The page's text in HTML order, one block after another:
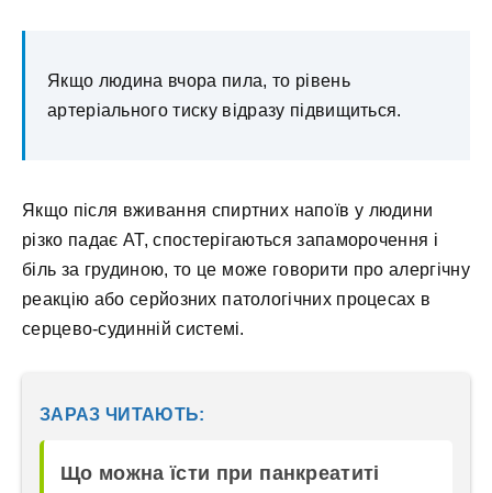
Якщо людина вчора пила, то рівень
артеріального тиску відразу підвищиться.
Якщо після вживання спиртних напоїв у людини
різко падає АТ, спостерігаються запаморочення і
біль за грудиною, то це може говорити про алергічну
реакцію або серйозних патологічних процесах в
серцево-судинній системі.
ЗАРАЗ ЧИТАЮТЬ:
Що можна їсти при панкреатиті